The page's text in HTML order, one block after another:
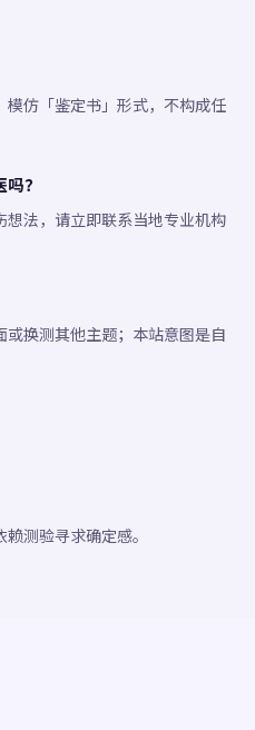
仿「鉴定书」形式，不构成任
？
法，请立即联系当地专业机构
换测其他主题；本站意图是自
测验寻求确定感。